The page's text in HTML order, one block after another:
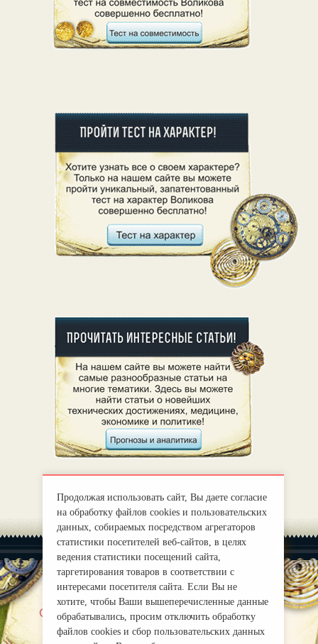
О нас
Правила
mirprognoz@mail.ru
Продолжая использовать сайт, Вы даете согласие
на обработку файлов cookies и пользовательских
данных, собираемых посредством агрегаторов
статистики посетителей веб-сайтов, в целях
ведения статистики посещений сайта,
таргетирования товаров в соответствии с
интересами посетителя сайта. Если Вы не
хотите, чтобы Ваши вышеперечисленные данные
обрабатывались, просим отключить обработку
файлов cookies и сбор пользовательских данных